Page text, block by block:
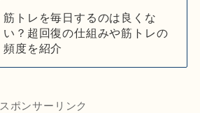
筋トレを毎日するのは良くな
い？超回復の仕組みや筋トレの
頻度を紹介
スポンサーリンク